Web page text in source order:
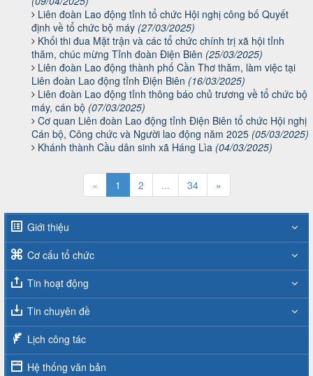
Liên đoàn Lao động tỉnh tổ chức Hội nghị công bố Quyết
định về tổ chức bộ máy (27/03/2025)
Khối thi đua Mặt trận và các tổ chức chính trị xã hội tỉnh
thăm, chúc mừng Tỉnh đoàn Điện Biên (25/03/2025)
Liên đoàn Lao động thành phố Cần Thơ thăm, làm việc tại
Liên đoàn Lao động tỉnh Điện Biên (16/03/2025)
Liên đoàn Lao động tỉnh thông báo chủ trương về tổ chức bộ
máy, cán bộ (07/03/2025)
Cơ quan Liên đoàn Lao động tỉnh Điện Biên tổ chức Hội nghị
Cán bộ, Công chức và Người lao động năm 2025 (05/03/2025)
Khánh thành Cầu dân sinh xã Háng Lìa (04/03/2025)
« 1 2 ... 34 »
Giới thiệu
Cơ cấu tổ chức
Tin hoạt động
Tin chuyên đề
Lịch công tác
Hệ thống văn bản